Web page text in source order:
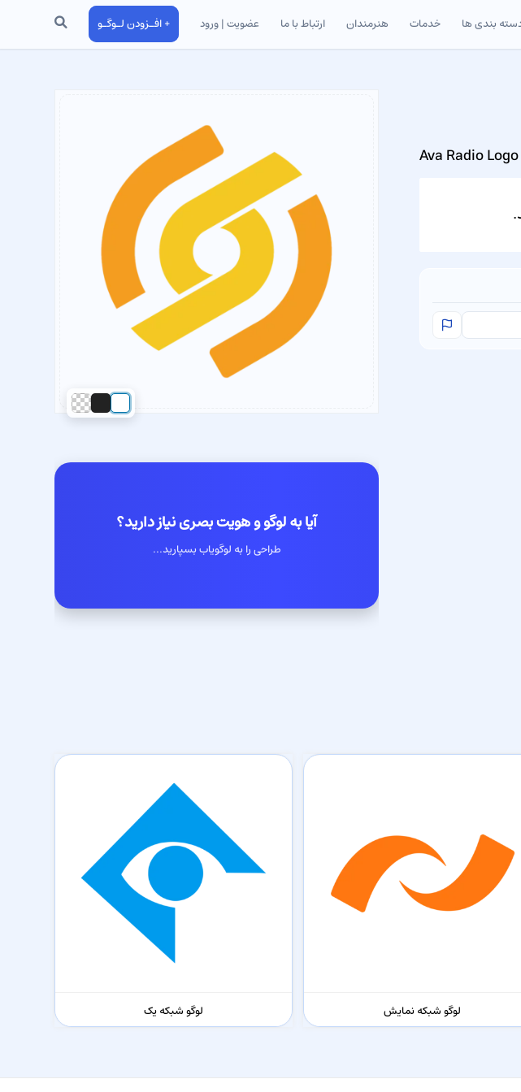
بندی ها خدمات هنرمندان ارتباط با ما عضویت | ورود + افـزودن لـوگـو جستجو
آیا به لوگو و هویت بصری نیاز دارید؟
طراحی را به لوگویاب بسپارید...
Ava Radio Logo
لوگو شبکه نمایش لوگو شبکه یک